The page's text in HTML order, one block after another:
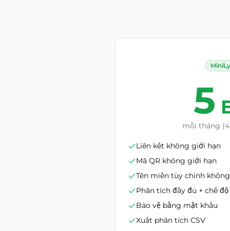
5
mỗi tháng
Liên kết không giới hạn
Mã QR không giới hạn
Tên miền tùy chỉnh
Phân tích đầy đủ + chế
Bảo vệ bằng mật khẩu
Xuất phân tích CSV